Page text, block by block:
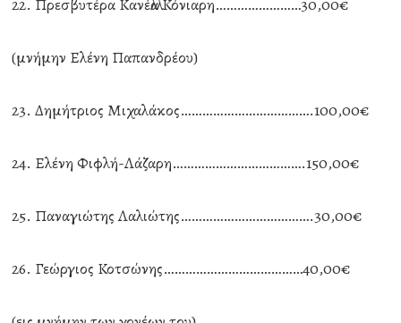
22. Πρεσβυτέρα Κανέλλα Κόνιαρη……………………30,00€
(μνήμην Ελένη Παπανδρέου)
23. Δημήτριος Μιχαλάκος……………………………….100,00€
24. Ελένη Φιφλή-Λάζαρη……………………………….150,00€
25. Παναγιώτης Λαλιώτης……………………………….30,00€
26. Γεώργιος Κοτσώνης…………………………………40,00€